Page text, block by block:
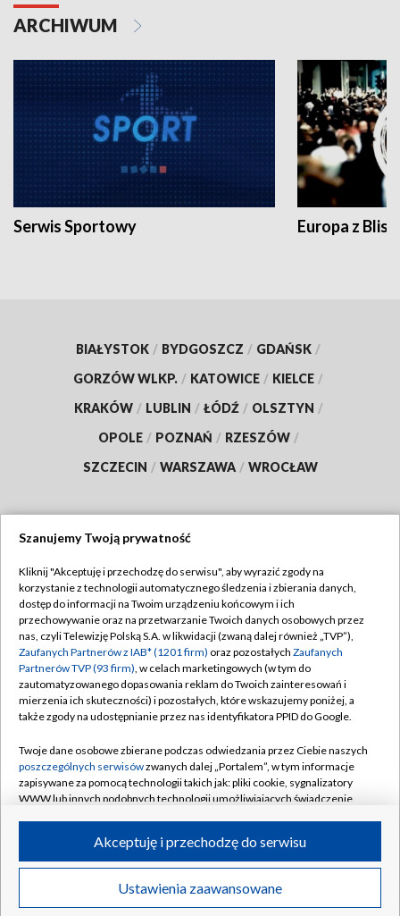
ARCHIWUM
Serwis Sportowy Europa z
BIAŁYSTOK / BYDGOSZCZ / GDAŃSK /
GORZÓW WLKP. / KATOWICE / KIELCE /
KRAKÓW / LUBLIN / ŁÓDŹ / OLSZTYN /
OPOLE / POZNAŃ / RZESZÓW /
SZCZECIN / WARSZAWA / WROCŁAW
TVP
Abonament TVP
Emisja w TVP
Centrum informacji TVP
Naziemna Telewizja Cyfrowa
Rada Programowa
System NOS
Informacje o nadawcy
Program dla prasy
Ogłoszenie przetargowe
Regulamin TVP
Polityka prywatności
Moje zgody
Pomoc
Kontakt
Kanały
©2026 Telewizja Polska S.A. w likwidacji
Szanujemy Twoją prywatność
Kliknij "Akceptuję i przechodzę do serwisu", aby wyrazić zgody na
korzystanie z technologii automatycznego śledzenia i zbierania danych,
dostęp do informacji na Twoim urządzeniu końcowym i ich
przechowywanie oraz na przetwarzanie Twoich danych osobowych przez
nas, czyli Telewizję Polską S.A. w likwidacji (zwaną dalej również „TVP”),
Zaufanych Partnerów z IAB* (1201 firm) oraz pozostałych Zaufanych
Partnerów TVP (93 firm), w celach marketingowych (w tym do
zautomatyzowanego dopasowania reklam do Twoich zainteresowań i
mierzenia ich skuteczności) i pozostałych, które wskazujemy poniżej, a
także zgody na udostępnianie przez nas identyfikatora PPID do Google.
Twoje dane osobowe zbierane podczas odwiedzania przez Ciebie naszych
poszczególnych serwisówzwanych dalej „Portalem”, w tym informacje
zapisywane za pomocą technologii takich jak: pliki cookie, sygnalizatory
WWW lub innych podobnych technologii umożliwiających świadczenie
ruchu w Internecie.
Twoje dane osobowe zbierane podczas odwiedzania przez Ciebie
poszczególnych serwisówna Portalu, takie jak adresy IP, identyfikatory
Ustawienia zaawansowane
Akceptuję i przechodzę do serwisu